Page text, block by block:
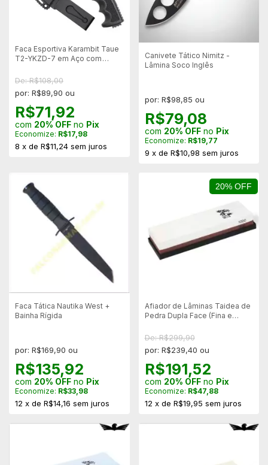
Faca Esportiva Karambit Taue
T2-YKZD-7 em Aço com
De: R$108,00
por: R$89,90 ou
R$71,92
com 20% OFF no Pix
Economize: R$17,98
8 x de R$11,24 sem juros
Canivete Tático Nimitz -
Lâmina Soco Inglês
por: R$98,85 ou
R$79,08
com 20% OFFno Pix
Economize: R$19,77
9 x de R$10,98 sem juros
Faca Tática Nautika West +
Bainha Rígida
por: R$169,90 ou
R$135,92
com 20% OFF no Pix
Economize: R$33,98
12 x de R$14,16 sem juros
20% OFF
Afiador de Lâminas Taidea de
Pedra Dupla Face (Fina e
De: R$299,90
por: R$239,40 ou
R$191,52
com 20% OFFno Pix
Economize: R$47,88
12 x de R$19,95 sem juros